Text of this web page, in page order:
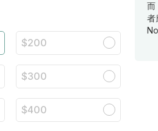
$200
$300
$400
而
者